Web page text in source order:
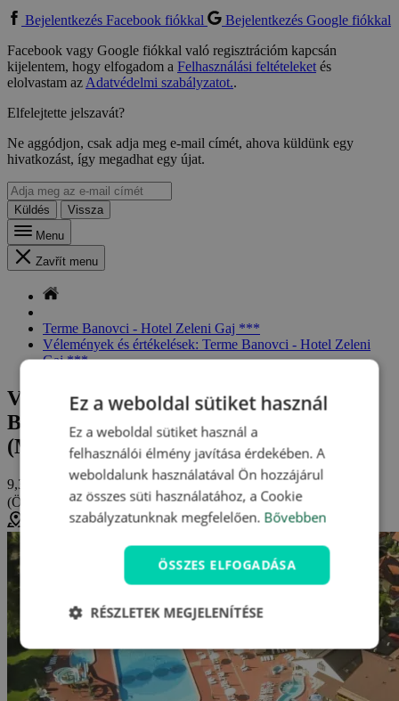
Bejelentkezés Facebook fiókkal
Bejelentkezés Google fiókkal
Facebook vagy Google fiókkal való regisztrációm kapcsán
kijelentem, hogy elfogadom a Felhasználási feltételeketés
elolvastam azAdatvédelmi szabályzatot..
Elfelejtette jelszavát?
Ne aggódjon, csak adja meg e-mail címét, ahova küldünk egy
hivatkozást, így megadhat egy újat.
Küldés
Vissza
Menu
Zavřít menu
Terme Banovci - Hotel Zeleni Gaj ***
Vélemények és értékelések: Terme Banovci - Hotel Zeleni
Gaj ***
Vélemények és értékelések: Terme
Banovci - Hotel Zeleni Gaj ***
(Moravske Toplice)
9,3/10
(Összesen 3 értékelés )
nagyon jó
Veržej, Szlovénia (Térkép megjelenítése)
Ez a weboldal sütiket használ
Ez a weboldal sütiket használ a
felhasználói élmény javítása érdekében. A
weboldalunk használatával Ön hozzájárul
az összes süti használatához, a Cookie
szabályzatunknak megfelelően. Bővebben
ÖSSZES ELFOGADÁSA
RÉSZLETEK MEGJELENÍTÉSE